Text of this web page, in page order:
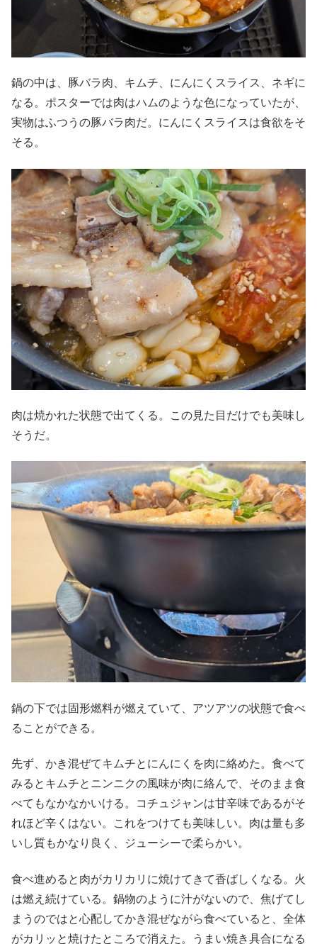
鍋の中は、豚バラ肉、キムチ、にんにくスライス、ネギに
なる。ポスターでは肉はハムのような色になっていたが、
実物はふつうの豚バラ肉だ。にんにくスライスは食欲をそ
そる。
肉は焼かれた状態で出てくる。この見た目だけでも美味し
そうだ。
鍋の下では固形燃料が燃えていて、アツアツの状態で食べ
ることができる。
先ず、かき混ぜてキムチとにんにくを肉に絡めた。食べて
みるとキムチとニンニクの風味が肉に絡んで、そのまま食
べてもなかなかいける。コチュジャンは甘辛味であるがそ
れほど辛くはない。これをつけても美味しい。肉は量も多
いし質もかなり良く、ジューシーで柔らかい。
食べ進めると肉がカリカリに焼けてきて香ばしくなる。火
は燃え続けている。鍋物のように汁がないので、焦げてし
まうのではと心配してかき混ぜながら食べていると、全体
がカリッと焼けたところで消えた。うまい焼き具合になる